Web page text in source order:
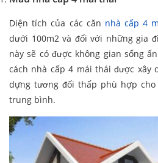
Diện tích của các căn nhà cấp 4
dưới 100m2 và đối với những gia
này sẽ có được không gian sống
cách nhà cấp 4 mái thái được xây
dựng tương đối thấp phù hợp
trung bình.